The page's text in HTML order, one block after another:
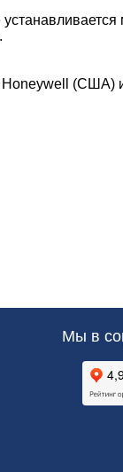
Honeywell (США)
Мы в